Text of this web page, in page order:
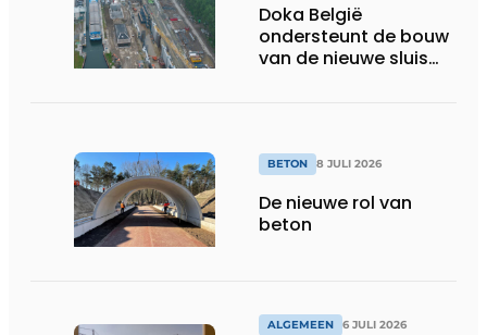
Doka België
ondersteunt de bouw
van de nieuwe sluis
BETON 8 JULI 2026
De nieuwe rol van
beton
ALGEMEEN 6 JULI 2026